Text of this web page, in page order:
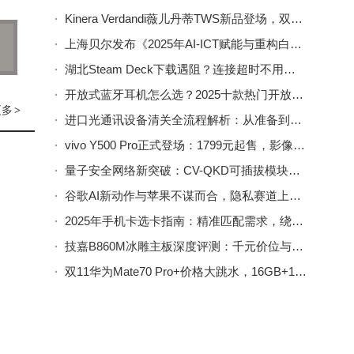
>
Kinera Verdandi薇儿丹蒂TWS新品登场，双模连接续航持久，共赴听觉盛宴
上海贝尔发布《2025年AI-ICT赋能与重构白皮书》：剖析趋势、需求与战略方向
湖北Steam Deck下载遇阻？连接超时不用慌，这些方法助你畅享游戏
开放式蓝牙耳机怎么选？2025十款热门开放式耳机深度测评来助力
进口光通讯设备清关全流程解析：从准备到放行的实用指南
vivo Y500 Pro正式登场：1799元起售，影像续航双优能否搅动中端市场？
量子安全网络新突破：CV-QKD可插拔模块开启高效规模化部署新篇
谷歌AI新动作与苹果不谋而合，隐私赛道上苹果技术路线获印证
2025年手机卡选卡指南：精准匹配需求，绕开合约套路与流量陷阱
技嘉B860M冰雕主板深度评测：千元价位与酷睿Ultra的完美搭档
双11华为Mate70 Pro+价格大跳水，16GB+1TB直降2570元，入手好时机